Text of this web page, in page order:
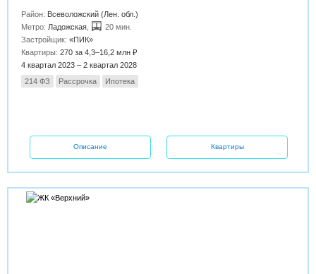
Район: Всеволожский (Лен. обл.)
Метро: Ладожская
20 мин.
Застройщик:«ПИК»
Квартиры:270 за 4,3–16,2 млн ₽
4 квартал 2023 – 2 квартал 2028
214 ФЗ
Рассрочка Ипотека
Описание Квартиры